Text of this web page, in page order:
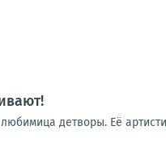
детворы. Её